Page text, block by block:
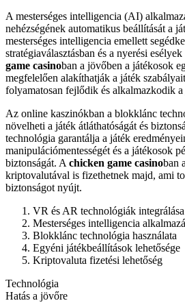
A mesterséges intelligencia (AI)
nehézségének automatikus beállítását a
mesterséges intelligencia emellett
stratégiaválasztásban és a nyerési
game casinoban a jövőben a játékosok
megfelelően alakíthatják a játék
folyamatosan fejlődik és alkalmazkodik
Az online kaszinókban a blokklánc
növelheti a játék átláthatóságát és
technológia garantálja a játék
manipulációmentességét és a játékosok
biztonságát. A chicken game casinoban
kriptovalutával is fizethetnek majd, ami
biztonságot nyújt.
VR és AR technológiák integrálása
Mesterséges intelligencia
Blokklánc technológia használata
Egyéni játékbeállítások lehetősége
Kriptovaluta fizetési lehetőség
Technológia
Hatás a jövőre